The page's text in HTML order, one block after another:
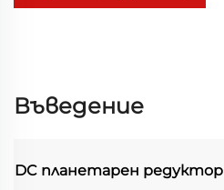
Въведение
DC планетарен редуктор